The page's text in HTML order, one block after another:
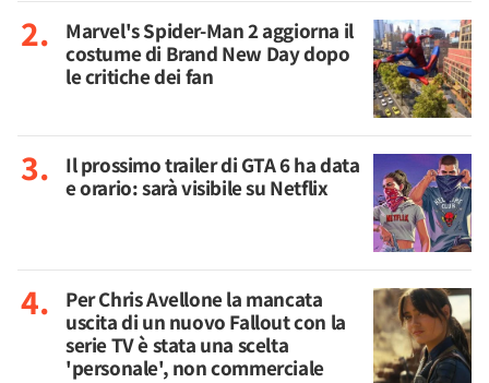
Marvel's Spider-Man 2 aggiorna il
costume di Brand New Day dopo
le critiche dei fan
Il prossimo trailer di GTA 6 ha data
e orario: sarà visibile su Netflix
Per Chris Avellone la mancata
uscita di un nuovo Fallout con la
serie TV è stata una scelta
'personale', non commerciale